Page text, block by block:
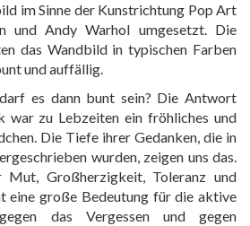
im Sinne der Kunstrichtung Pop Art
und Andy Warhol umgesetzt. Die
das Wandbild in typischen Farben
und auffällig.
es dann bunt sein? Die Antwort
war zu Lebzeiten ein fröhliches und
Die Tiefe ihrer Gedanken, die in
wurden, zeigen uns das.
Großherzigkeit, Toleranz und
eine große Bedeutung für die aktive
das Vergessen und gegen